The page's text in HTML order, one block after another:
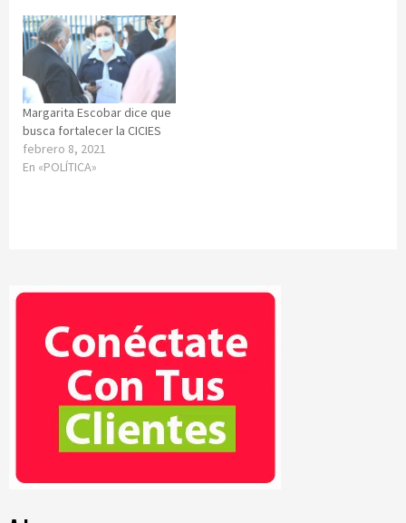
Margarita Escobar dice que
busca fortalecer la CICIES
febrero 8, 2021
En «POLÍTICA»